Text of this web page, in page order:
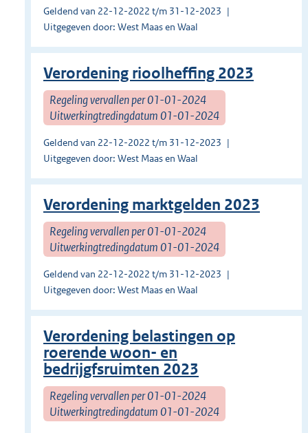
Geldend van 22-12-2022 t/m 31-12-2023
Uitgegeven door: West Maas en Waal
Verordening rioolheffing 2023
Regeling vervallen per 01-01-2024
Uitwerkingtredingdatum 01-01-2024
Geldend van 22-12-2022 t/m 31-12-2023
Uitgegeven door: West Maas en Waal
Verordening marktgelden 2023
Regeling vervallen per 01-01-2024
Uitwerkingtredingdatum 01-01-2024
Geldend van 22-12-2022 t/m 31-12-2023
Uitgegeven door: West Maas en Waal
Verordening belastingen op
roerende woon- en
bedrijgfsruimten 2023
Regeling vervallen per 01-01-2024
Uitwerkingtredingdatum 01-01-2024